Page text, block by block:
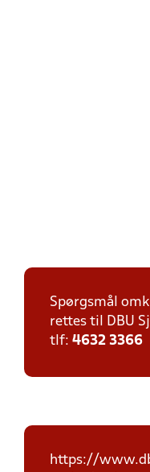
Spørgsmål
rettes til DBU
tlf: 4632 3366
https://